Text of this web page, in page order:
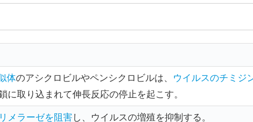
体のアシクロビルやペンシクロビルは、 ウイルスのチミジ
に取り込まれて伸長反応の停止を起こす。
メラーゼを阻害 し、ウイルスの増殖を抑制する。